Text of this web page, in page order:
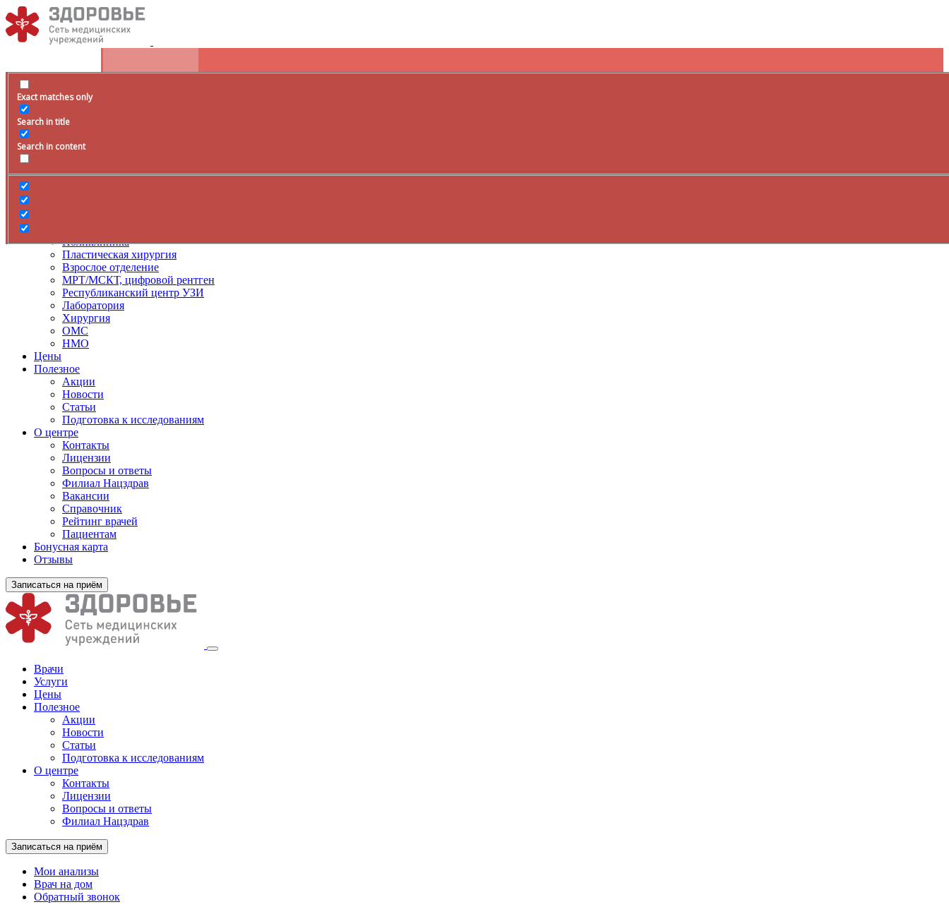
Exact matches only
Search in title
Search in content
Расписание
+79285399105 Время работы
Поликлиника
Пластическая хирургия
Взрослое отделение
МРТ/МСКТ, цифровой рентген
Республиканский центр УЗИ
Лаборатория
Хирургия
ОМС
НМО
Цены
Полезное
Акции
Новости
Статьи
Подготовка к исследованиям
О центре
Контакты
Лицензии
Вопросы и ответы
Филиал Нацздрав
Вакансии
Справочник
Рейтинг врачей
Пациентам
Бонусная карта
Отзывы
Записаться на приём
Врачи
Услуги
Цены
Полезное
Акции
Новости
Статьи
Подготовка к исследованиям
О центре
Контакты
Лицензии
Вопросы и ответы
Филиал Нацздрав
Записаться на приём
Мои анализы
Врач на дом
Обратный звонок